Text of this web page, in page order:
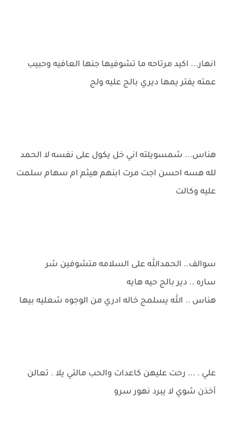
انهار... اكيد مرتاحه ما تشوفيها جنها العافيه وحبيب
عمته يفتر يمها ديري بالج عليه ولج
هناس... شمسويلته اني خل يكول على نفسه لا الحمد
لله هسه احسن اجت مرت ابنهم هيثم ام سهام سلمت
عليه وكالت
سوالف.. الحمدالله على السلامه متشوفين شر
ساره .. دير بالج حيه هايه
هناس .. الله يسلمج خاله ادري من الوجوه شعليه بيها
علي . ... رحت عليهن كاعدات والحب مالتي يلا . تعالن
أخذن شوي لا يبرد نهور سرو